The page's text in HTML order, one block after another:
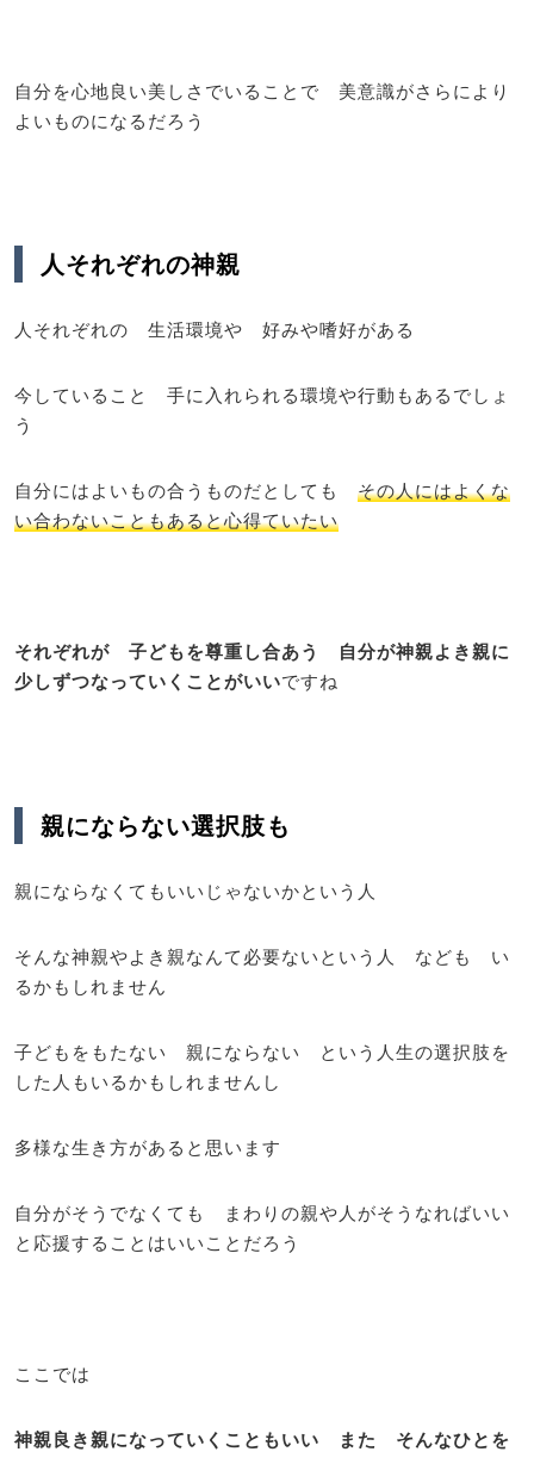
自分を心地良い美しさでいることで 美意識がさらにより
よいものになるだろう
人それぞれの神親
人それぞれの 生活環境や 好みや嗜好がある
今していること 手に入れられる環境や行動もあるでしょ
う
自分にはよいもの合うものだとしても その人にはよくな
い合わないこともあると心得ていたい
それぞれが 子どもを尊重し合あう 自分が神親よき親に
少しずつなっていくことがいいですね
親にならない選択肢も
親にならなくてもいいじゃないかという人
そんな神親やよき親なんて必要ないという人 なども い
るかもしれません
子どもをもたない 親にならない という人生の選択肢を
した人もいるかもしれませんし
多様な生き方があると思います
自分がそうでなくても まわりの親や人がそうなればいい
と応援することはいいことだろう
ここでは
神親良き親になっていくこともいい また そんなひとを